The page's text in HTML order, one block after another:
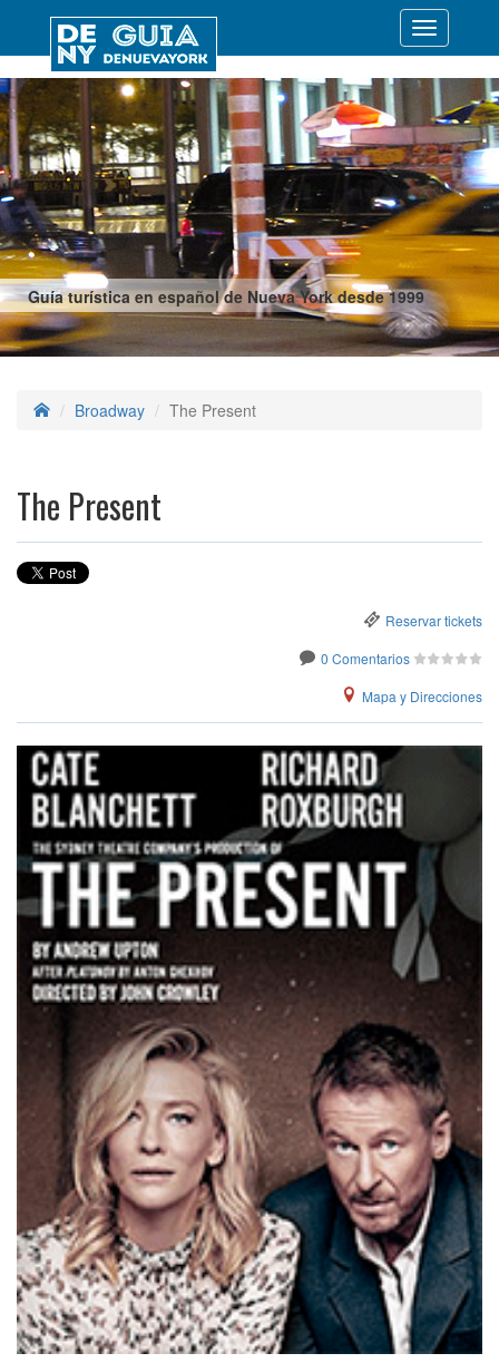
Guía turística en español de Nueva York desde 1999
Desplegar
Broadway The Present
The Present
Reservar tickets
0 Comentarios
Mapa y Direcciones